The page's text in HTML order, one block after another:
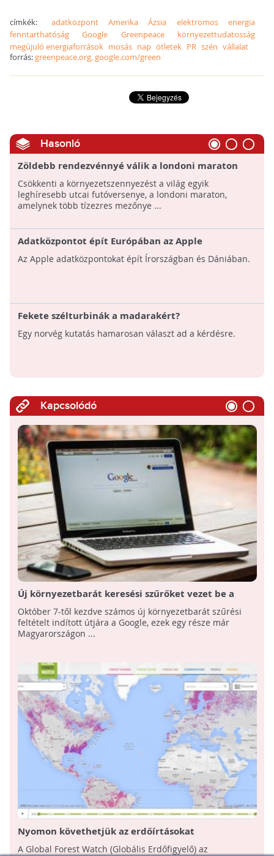
címkék: adatközpont Amerika Ázsia elektromos
energia
fenntarthatóság
Google Greenpeace
környezettudatosság
megújuló energiaforrások mosás nap ötletek PR szén vállalat
forrás:greenpeace.org, google.com/green
Hasonló
Zöldebb rendezvénnyé válik a londoni maraton
Csökkenti a környezetszennyezést a világ egyik
leghíresebb utcai futóversenye, a londoni maraton,
amelynek több tízezres mezőnye ...
Adatközpontot épít Európában az Apple
Az Apple adatközpontokat épít Írországban és Dániában.
Fekete szélturbinák a madarakért?
Egy norvég kutatás hamarosan választ ad a kérdésre.
Kapcsolódó
Új környezetbarát keresési szűrőket vezet be a
Google!
Október 7-től kezdve számos új környezetbarát szűrési
feltételt indított útjára a Google, ezek egy része már
Magyarországon ...
Nyomon követhetjük az erdőírtásokat
A Global Forest Watch (Globális Erdőfigyelő) az